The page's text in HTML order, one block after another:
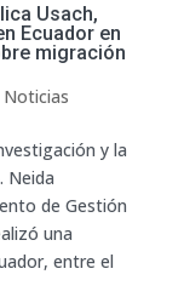
Usach,
Ecuador en
migración
Noticias
y la
Neida
de Gestión
una
entre el